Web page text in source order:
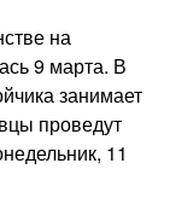
на
9 марта. В
занимает
проведут
11